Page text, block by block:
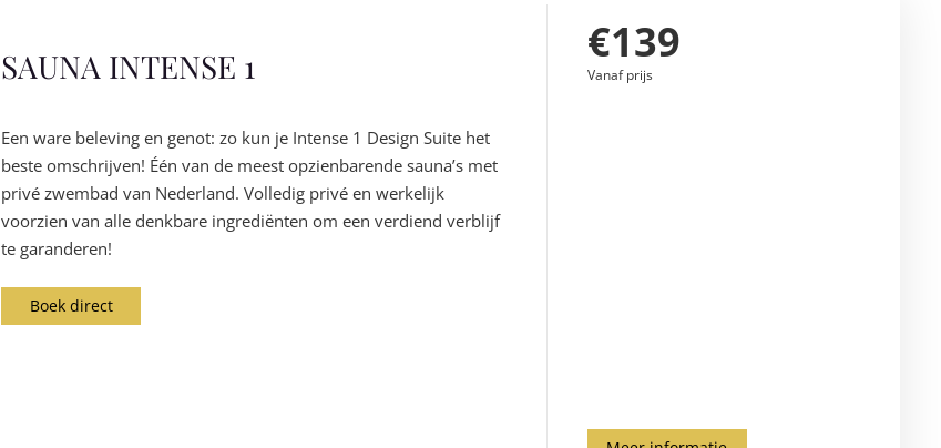
SAUNA INTENSE 1
Een ware beleving en genot: zo kun je Intense 1 Design Suite het
beste omschrijven! Één van de meest opzienbarende sauna’s met
privé zwembad van Nederland. Volledig privé en werkelijk
voorzien van alle denkbare ingrediënten om een verdiend verblijf
te garanderen!
Boek direct
€139
Vanaf prijs